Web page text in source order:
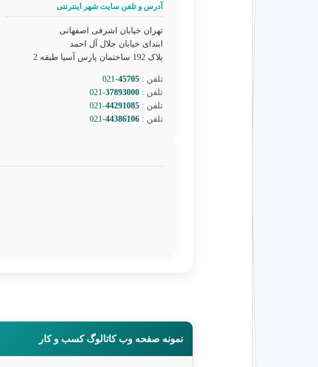
آدرس و تلفن سایت شهر اینترنتی
تهران خیابان اشرفی اصفهانی
ابتدای خیابان جلال آل احمد
پلاک 192 ساختمان پارس آسیا طبقه 2
تلفن : 45705
-021
تلفن : 37893000
-021
تلفن : 44291085
-021
تلفن : 44386106
-021
نمونه صفحه وب کاتالوگ کسب و کار